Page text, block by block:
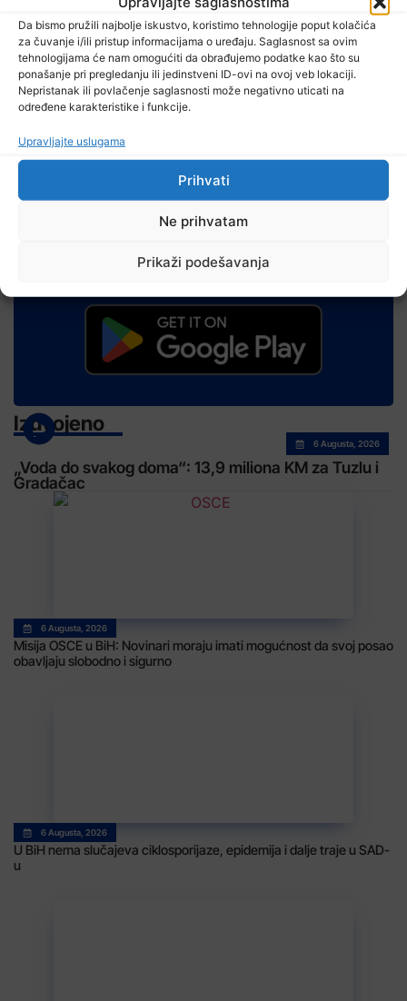
Da bismo pružili najbolje iskustvo, koristimo tehnologije poput kolačića
za čuvanje i/ili pristup informacijama o uređaju. Saglasnost sa ovim
tehnologijama će nam omogućiti da obrađujemo podatke kao što su
ponašanje pri pregledanju ili jedinstveni ID-ovi na ovoj veb lokaciji.
Nepristanak ili povlačenje saglasnosti može negativno uticati na
određene karakteristike i funkcije.
Upravljajte uslugama
Prihvati
Ne prihvatam
Prikaži podešavanja
jednoglasno je donijelo odluku da kandidat SDA za
člana Predsjedništva Bosne i Hercegovine iz
bošnjačkog naroda bude predsjednik SDA Bakir
Izetbegović.
Dijeliti
RTVTK aplikaciju za Android telefone možete preuzeti
Izdvojeno
6 Augusta, 2026
„Voda do svakog doma“: 13,9 miliona KM za Tuzlu i
Gradačac
6 Augusta, 2026
Misija OSCE u BiH: Novinari moraju imati mogućnost da svoj posao
obavljaju slobodno i sigurno
6 Augusta, 2026
U BiH nema slučajeva ciklosporijaze, epidemija i dalje traje u SAD-
u